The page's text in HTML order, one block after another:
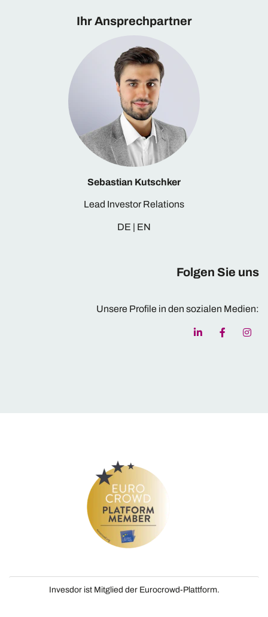
Ihr Ansprechpartner
Sebastian Kutschker
Lead Investor Relations
DE | EN
Folgen Sie uns
Unsere Profile in den sozialen Medien:
Invesdor ist Mitglied der Eurocrowd-Plattform.